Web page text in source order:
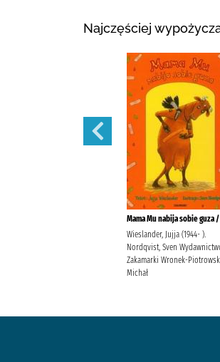
Najczęściej
Mama Mu nabija sobie guza /
Wieslander, Jujja (1944- ).
Nordqvist, Sven
Zakamarki Wronek-
Michał